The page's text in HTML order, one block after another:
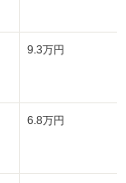
9.3万円
6.8万円